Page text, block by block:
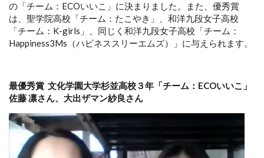
の「チーム：ECOいいこ」に決まりました。また、優秀賞
は、聖学院高校「チーム：たこやき」、和洋九段女子高校
「チーム：K-girls」、同じく和洋九段女子高校「チーム：
Happiness3Ms（ハピネススリーエムズ）」に与えられます。
最優秀賞 文化学園大学杉並高校３年「チーム：ECOいいこ」
佐藤 凛さん、大出ザマン紗良さん